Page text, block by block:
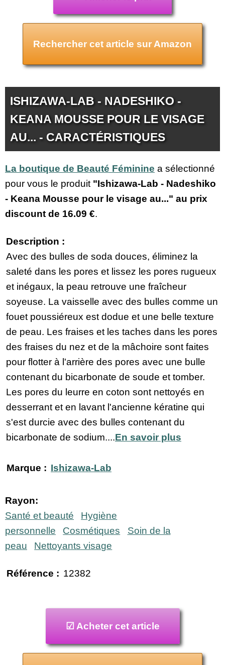
Rechercher cet article sur Amazon
ISHIZAWA-LAB - NADESHIKO -
KEANA MOUSSE POUR LE VISAGE
AU... - CARACTÉRISTIQUES
La boutique de Beauté Féminine a sélectionné
pour vous le produit "Ishizawa-Lab - Nadeshiko
- Keana Mousse pour le visage au..." au prix
discount de 16.09 €.
Description :
Avec des bulles de soda douces, éliminez la
saleté dans les pores et lissez les pores rugueux
et inégaux, la peau retrouve une fraîcheur
soyeuse. La vaisselle avec des bulles comme un
fouet poussiéreux est dodue et une belle texture
de peau. Les fraises et les taches dans les pores
des fraises du nez et de la mâchoire sont faites
pour flotter à l'arrière des pores avec une bulle
contenant du bicarbonate de soude et tomber.
Les pores du leurre en coton sont nettoyés en
desserrant et en lavant l'ancienne kératine qui
s'est durcie avec des bulles contenant du
bicarbonate de sodium....En savoir plus
Marque : Ishizawa-Lab
Rayon:
Santé et beauté
Hygiène
personnelle
Cosmétiques
Soin de la
peau
Nettoyants visage
Référence : 12382
☑ Acheter cet article